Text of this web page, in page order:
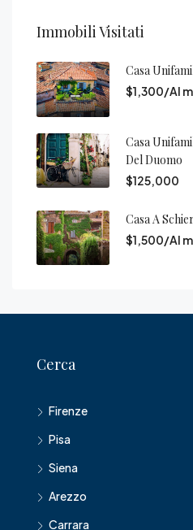
Immobili Visitati
Casa
$1,300/Al
Casa
Del Duomo
$125,000
Casa A
$1,500/Al
Cerca
Firenze
Pisa
Siena
Arezzo
Carrara